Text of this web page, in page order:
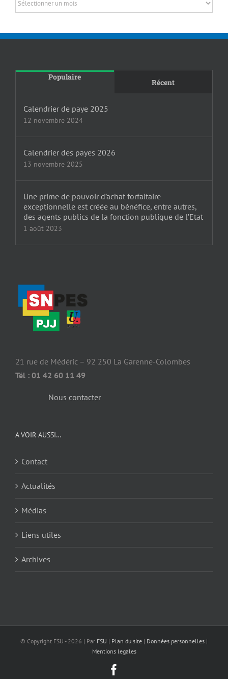
Populaire
Récent
Calendrier de paye 2025
12 novembre 2024
Calendrier des payes 2026
13 novembre 2025
Une prime de pouvoir d’achat forfaitaire
exceptionnelle est créée au bénéfice, entre autres,
des agents publics de la fonction publique de l’Etat
1 août 2023
21 rue de Médéric – 92 250 La Garenne-Colombes
Tél : 01 42 60 11 49
Nous contacter
A VOIR AUSSI…
Contact
Actualités
Médias
Liens utiles
Archives
© Copyright FSU - 2026 | Par FSU | Plan du site | Données personnelles |
Mentions legales